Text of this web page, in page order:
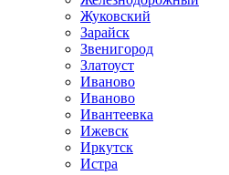
Жуковский
Зарайск
Звенигород
Златоуст
Иваново
Иваново
Ивантеевка
Ижевск
Иркутск
Истра